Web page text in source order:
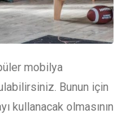
mobilya
Bunun için
kullanacak olmasının